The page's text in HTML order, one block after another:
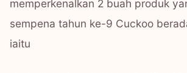
memperkenalkan 2 buah produk
sempena tahun ke-9 Cuckoo
iaitu